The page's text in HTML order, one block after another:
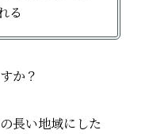
る
か？
長い地域にした